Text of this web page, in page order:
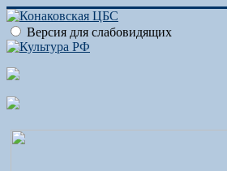
Версия для слабовидящих